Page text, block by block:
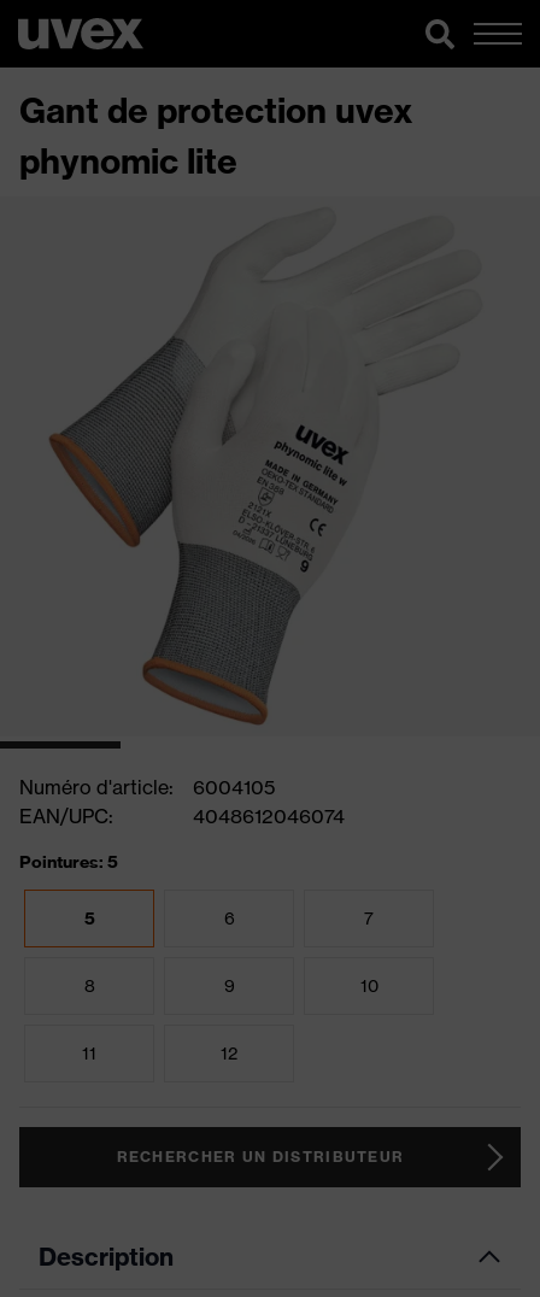
Gant de protection uvex
phynomic lite
Numéro d'article:
6004105
EAN/UPC:
4048612046074
Pointures: 5
5 6 7
8 9 10
11 12
RECHERCHER UN DISTRIBUTEUR
Description